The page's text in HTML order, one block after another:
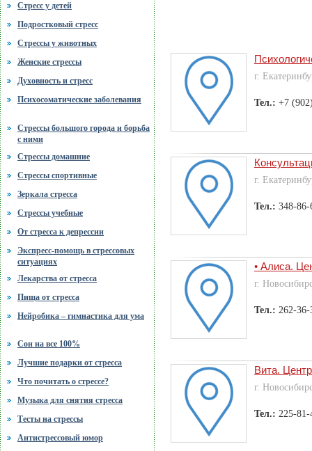
Стресс у детей
Подростковый стресс
Стрессы у животных
Женские стрессы
Духовность и стресс
Психосоматические заболевания
Стрессы большого города и борьба
с ними
Стрессы домашние
Стрессы спортивные
Зеркала стресса
Стрессы учебные
От стресса к депрессии
Экспресс-помощь в стрессовых
ситуациях
Лекарства от стресса
Пища от стресса
Нейробика – гимнастика для ума
Сон на все 100%
Лучшие подарки от стресса
Что почитать о стрессе?
Музыка для снятия стресса
Тесты на стрессы
Антистрессовый юмор
г.
Тел.: +7
г.
Тел.: 348-86-
• Алиса.
г.
Тел.: 262-36-
Вита.
г.
Тел.: 225-81-